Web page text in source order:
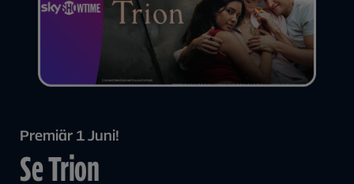
Premiär 1 Juni!
Se Trion